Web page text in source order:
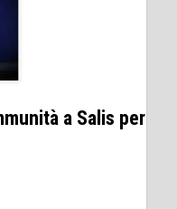
a Salis per